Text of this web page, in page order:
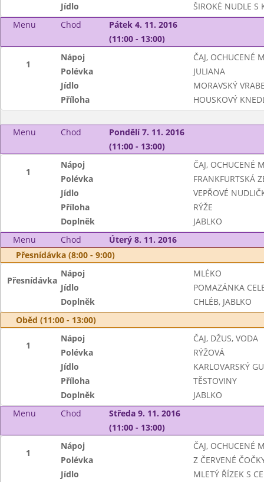
Jídlo
ŠIROKÉ NUDLE S
Menu
Chod
Pátek 4. 11. 2016
(11:00 - 13:00)
1
Nápoj
ČAJ, OCHUCENÉ
Polévka
JULIANA
Jídlo
MORAVSKÝ
Příloha
HOUSKOVÝ
Menu Chod
Pondělí 7. 11. 2016
(11:00 - 13:00)
1
Nápoj
ČAJ, OCHUCENÉ
Polévka
FRANKFURTSKÁ
Jídlo
VEPŘOVÉ
Příloha
RÝŽE
Doplněk
JABLKO
Menu
Chod
Úterý 8. 11. 2016
Přesnídávka (8:00 - 9:00)
Přesnídávka
Nápoj
MLÉKO
Jídlo
POMAZÁNKA
Doplněk
CHLÉB, JABLKO
Oběd (11:00 - 13:00)
1
Nápoj
ČAJ, DŽUS, VODA
Polévka
RÝŽOVÁ
Jídlo
KARLOVARSKÝ
Příloha
TĚSTOVINY
Doplněk
JABLKO
Menu
Chod
Středa 9. 11. 2016
(11:00 - 13:00)
1
Nápoj
ČAJ, OCHUCENÉ
Polévka
Z ČERVENÉ
Jídlo
MLETÝ ŘÍZEK S